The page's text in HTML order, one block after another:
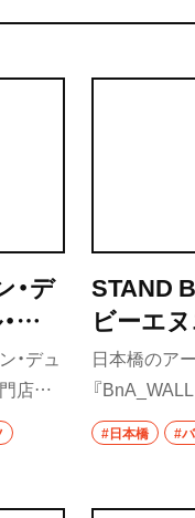
・デ
シ
カ
）
デュ
店。
コレ
気分
ショ
STAND
ビーエヌ
日本橋のア
『
ル）』の1階
22時まで、朝
えて営業し
#日本橋 #